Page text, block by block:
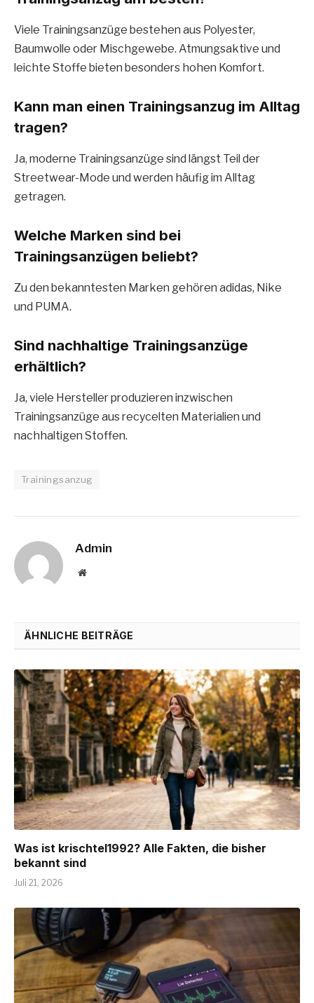
Viele Trainingsanzüge bestehen aus Polyester,
Baumwolle oder Mischgewebe. Atmungsaktive und
leichte Stoffe bieten besonders hohen Komfort.
Kann man einen Trainingsanzug im Alltag
tragen?
Ja, moderne Trainingsanzüge sind längst Teil der
Streetwear-Mode und werden häufig im Alltag
getragen.
Welche Marken sind bei
Trainingsanzügen beliebt?
Zu den bekanntesten Marken gehören adidas, Nike
und PUMA.
Sind nachhaltige Trainingsanzüge
erhältlich?
Ja, viele Hersteller produzieren inzwischen
Trainingsanzüge aus recycelten Materialien und
nachhaltigen Stoffen.
Trainingsanzug
Admin
Website
ÄHNLICHE BEITRÄGE
Was ist krischtel1992? Alle Fakten, die bisher
bekannt sind
Juli 21, 2026